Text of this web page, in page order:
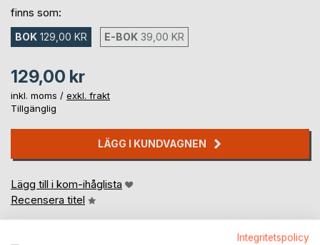
finns som:
BOK 129,00 KR E-BOK 39,00 KR
129,00 kr
inkl. moms / exkl. frakt
Tillgänglig
LÄGG I KUNDVAGNEN
Lägg till i kom-ihåglista
Recensera titel
Integritetspolicy